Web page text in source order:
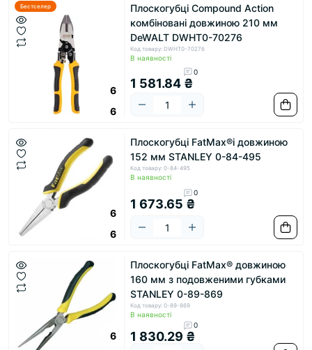
Бестселер
6
6
Плоскогубці Compound Action
комбіновані довжиною 210 мм
DeWALT DWHT0-70276
Код товару: DWHT0-70276
В наявності
0
1 581.84 ₴
6
6
Плоскогубці FatMax®і довжиною
152 мм STANLEY 0-84-495
Код товару: 0-84-495
В наявності
0
1 673.65 ₴
6
Плоскогубці FatMax® довжиною
160 мм з подовженими губками
STANLEY 0-89-869
Код товару: 0-89-869
В наявності
0
1 830.29 ₴